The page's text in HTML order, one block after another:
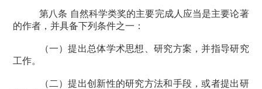
第八条 自然科学类奖的主要完成人应当是主要论著
的作者，并具备下列条件之一：
（一）提出总体学术思想、研究方案，并指导研究
工作。
（二）提出创新性的研究方法和手段，或者提出研